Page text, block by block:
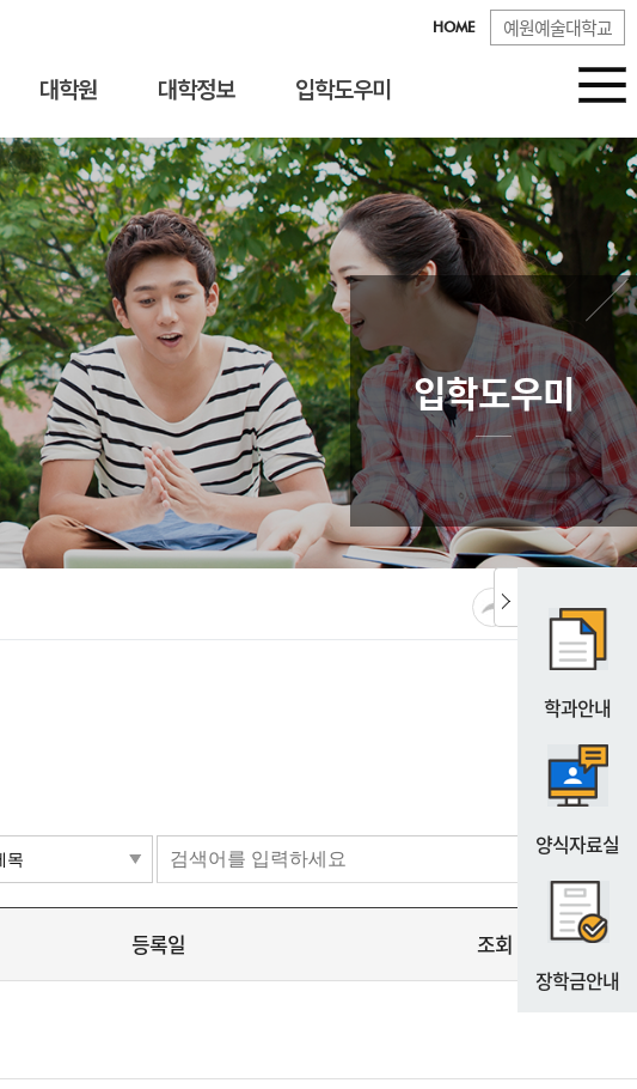
HOME 예원예술대학교
대학원 대학정보 입학도우미
학과안내
양식자료실
장학금안내
입학도우미
등록일 조회